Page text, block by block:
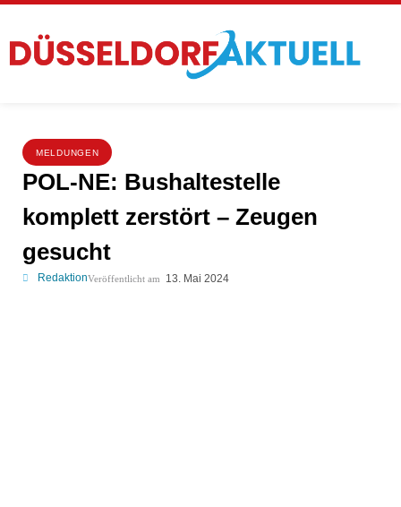
MELDUNGEN
POL-NE: Bushaltestelle
komplett zerstört – Zeugen
gesucht
RedaktionVeröffentlicht am 13. Mai 2024